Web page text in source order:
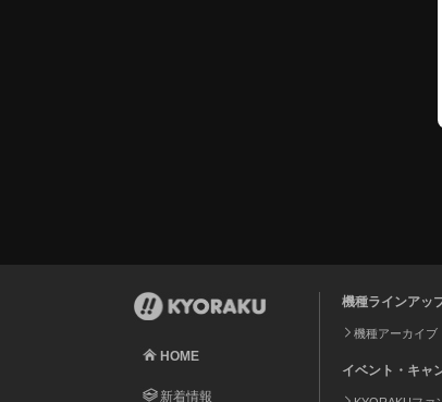
HOME
新着情報
機種ラインアッ
機種アーカイブ
イベント・キャ